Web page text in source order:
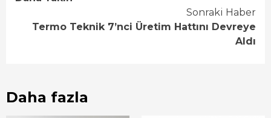
Sonraki Haber
Termo Teknik 7’nci Üretim Hattını Devreye
Aldı
Daha fazla